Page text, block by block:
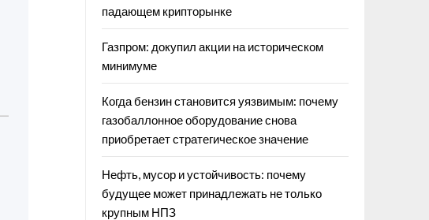
падающем крипторынке
Газпром: докупил акции на историческом
минимуме
Когда бензин становится уязвимым: почему
газобаллонное оборудование снова
приобретает стратегическое значение
Нефть, мусор и устойчивость: почему
будущее может принадлежать не только
крупным НПЗ